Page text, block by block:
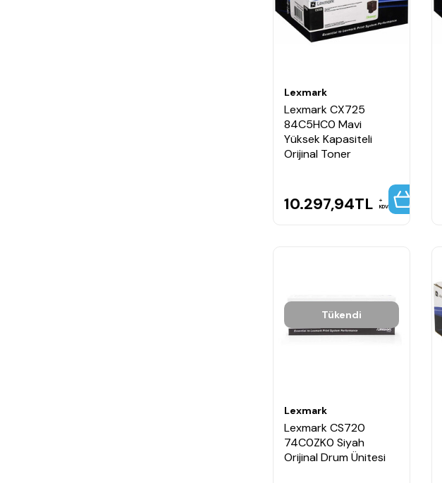
Lexmark
Lexmark CX725
84C5HC0 Mavi
Yüksek Kapasiteli
Orijinal Toner
10.297,94TL KDV
Tükendi
Lexmark
Lexmark CS720
74C0ZK0 Siyah
Orijinal Drum Ünitesi